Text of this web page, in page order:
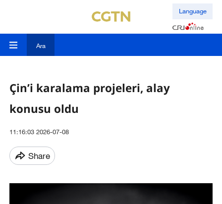
Language
Ara
Çin’i karalama projeleri, alay
konusu oldu
11:16:03 2026-07-08
Share